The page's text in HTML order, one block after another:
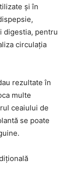
și în
digestia, pentru
circulația
rezultate în
multe
ceaiului de
se poate